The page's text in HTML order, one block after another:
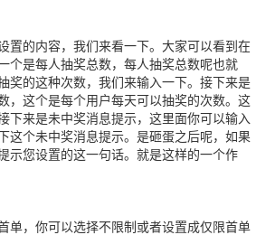
置的内容，我们来看一下。大家可以看到在
个是每人抽奖总数，每人抽奖总数呢也就
奖的这种次数，我们来输入一下。接下来是
，这个是每个用户每天可以抽奖的次数。这
下来是未中奖消息提示，这里面你可以输入
这个未中奖消息提示。是砸蛋之后呢，如果
示您设置的这一句话。就是这样的一个作
单，你可以选择不限制或者设置成仅限首单